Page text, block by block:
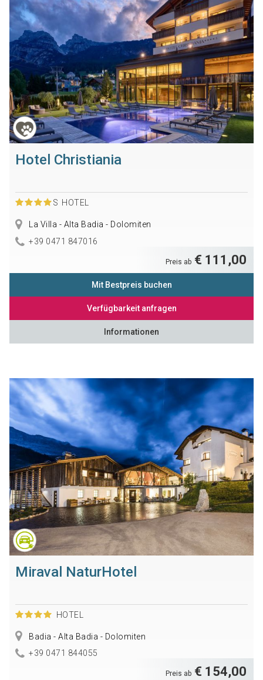
Hotel Christiania
S HOTEL
La Villa - Alta Badia - Dolomiten
+39 0471 847016
Preis ab € 111,00
Mit Bestpreis buchen
Verfügbarkeit anfragen
Informationen
Miraval NaturHotel
HOTEL
Badia - Alta Badia - Dolomiten
+39 0471 844055
Preis ab € 154,00